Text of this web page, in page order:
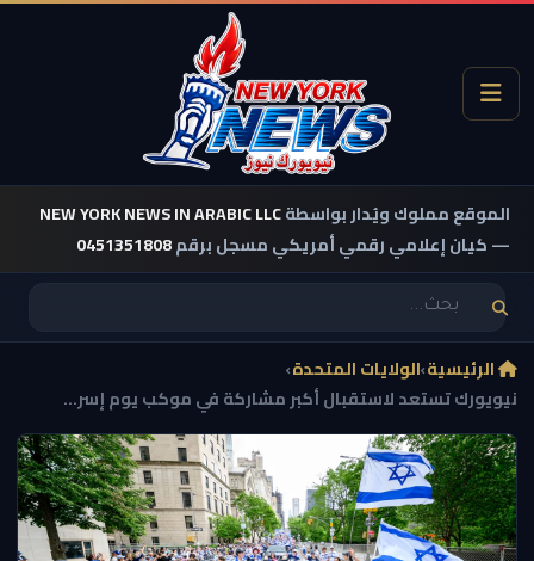
الموقع مملوك ويُدار بواسطةNEW YORK NEWS IN ARABIC LLC
— كيان إعلامي رقمي أمريكي مسجل برقم0451351808
الرئيسية›الولايات المتحدة›
نيويورك تستعد لاستقبال أكبر مشاركة في موكب يوم إسر...